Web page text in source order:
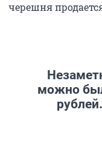
черешня
можно